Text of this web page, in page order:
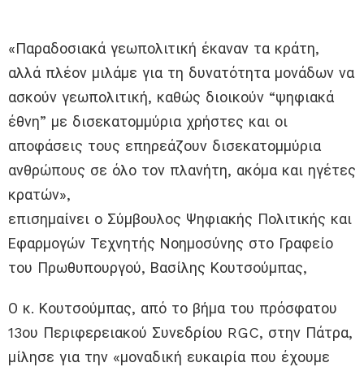
«Παραδοσιακά γεωπολιτική έκαναν τα κράτη,
αλλά πλέον μιλάμε για τη δυνατότητα μονάδων να
ασκούν γεωπολιτική, καθώς διοικούν “ψηφιακά
έθνη” με δισεκατομμύρια χρήστες και οι
αποφάσεις τους επηρεάζουν δισεκατομμύρια
ανθρώπους σε όλο τον πλανήτη, ακόμα και ηγέτες
κρατών»,
επισημαίνει ο Σύμβουλος Ψηφιακής Πολιτικής και
Εφαρμογών Τεχνητής Νοημοσύνης στο Γραφείο
του Πρωθυπουργού, Βασίλης Κουτσούμπας,
Ο κ. Κουτσούμπας, από το βήμα του πρόσφατου
13ου Περιφερειακού Συνεδρίου RGC, στην Πάτρα,
μίλησε για την «μοναδική ευκαιρία που έχουμε